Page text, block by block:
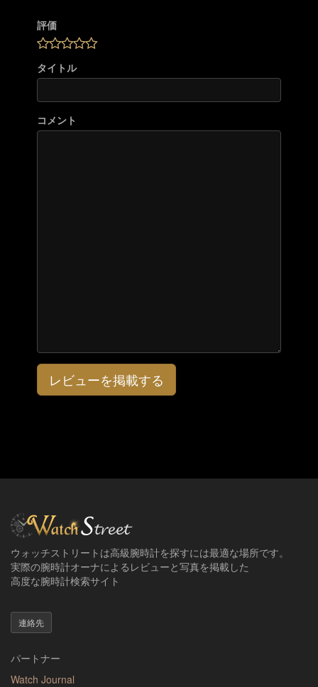
評価
タイトル
コメント
レビューを掲載する
ウォッチストリートは高級腕時計を探すには最適な場所です。
実際の腕時計オーナによるレビューと写真を掲載した
高度な腕時計検索サイト
連絡先
パートナー
Watch Journal